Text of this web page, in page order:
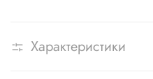
Характеристики